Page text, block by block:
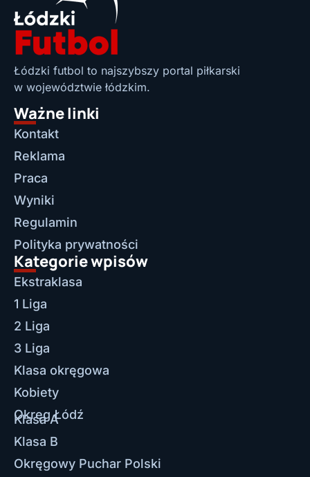
Łódzki futbol to najszybszy portal piłkarski
w województwie łódzkim.
Ważne linki
Kontakt
Reklama
Praca
Wyniki
Regulamin
Polityka prywatności
Kategorie wpisów
Ekstraklasa
1 Liga
2 Liga
3 Liga
Klasa okręgowa
Kobiety
Okręg Łódź
Klasa A
Klasa B
Okręgowy Puchar Polski